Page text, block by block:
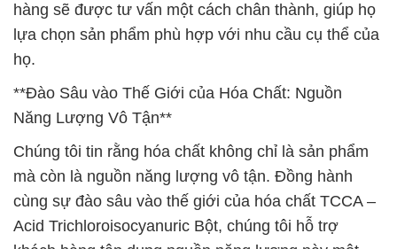
hàng sẽ được tư vấn một cách chân thành, giúp họ
lựa chọn sản phẩm phù hợp với nhu cầu cụ thể của
họ.
**Đào Sâu vào Thế Giới của Hóa Chất: Nguồn
Năng Lượng Vô Tận**
Chúng tôi tin rằng hóa chất không chỉ là sản phẩm
mà còn là nguồn năng lượng vô tận. Đồng hành
cùng sự đào sâu vào thế giới của hóa chất TCCA –
Acid Trichloroisocyanuric Bột, chúng tôi hỗ trợ